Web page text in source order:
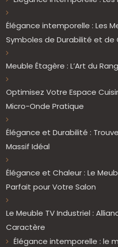
Élégance intemporelle : Les
Symboles de Durabilité et de
Meuble Étagère : L’Art du
Optimisez Votre Espace
Micro-Onde Pratique
Élégance et Durabilité :
Massif Idéal
Élégance et Chaleur : Le
Parfait pour Votre Salon
Le Meuble TV Industriel :
Caractère
Élégance intemporelle : le